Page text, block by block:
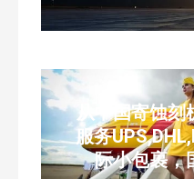
从中国寄蚀刻
服务
际小包裹，